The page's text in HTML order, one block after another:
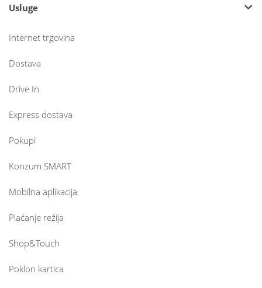
Usluge
Internet trgovina
Dostava
Drive In
Express dostava
Pokupi
Konzum SMART
Mobilna aplikacija
Plaćanje režija
Shop&Touch
Poklon kartica